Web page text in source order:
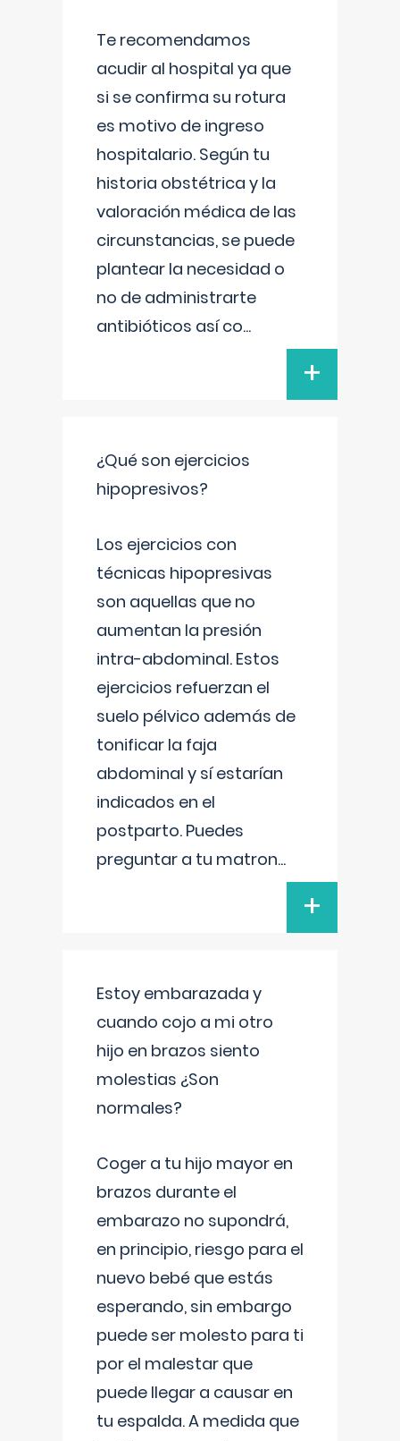
Te recomendamos
acudir al hospital ya que
si se confirma su rotura
es motivo de ingreso
hospitalario. Según tu
historia obstétrica y la
valoración médica de las
circunstancias, se puede
plantear la necesidad o
no de administrarte
antibióticos así co...
+
¿Qué son ejercicios
hipopresivos?
Los ejercicios con
técnicas hipopresivas
son aquellas que no
aumentan la presión
intra-abdominal. Estos
ejercicios refuerzan el
suelo pélvico además de
tonificar la faja
abdominal y sí estarían
indicados en el
postparto. Puedes
preguntar a tu matron...
+
Estoy embarazada y
cuando cojo a mi otro
hijo en brazos siento
molestias ¿Son
normales?
Coger a tu hijo mayor en
brazos durante el
embarazo no supondrá,
en principio, riesgo para el
nuevo bebé que estás
esperando, sin embargo
puede ser molesto para ti
por el malestar que
puede llegar a causar en
tu espalda. A medida que